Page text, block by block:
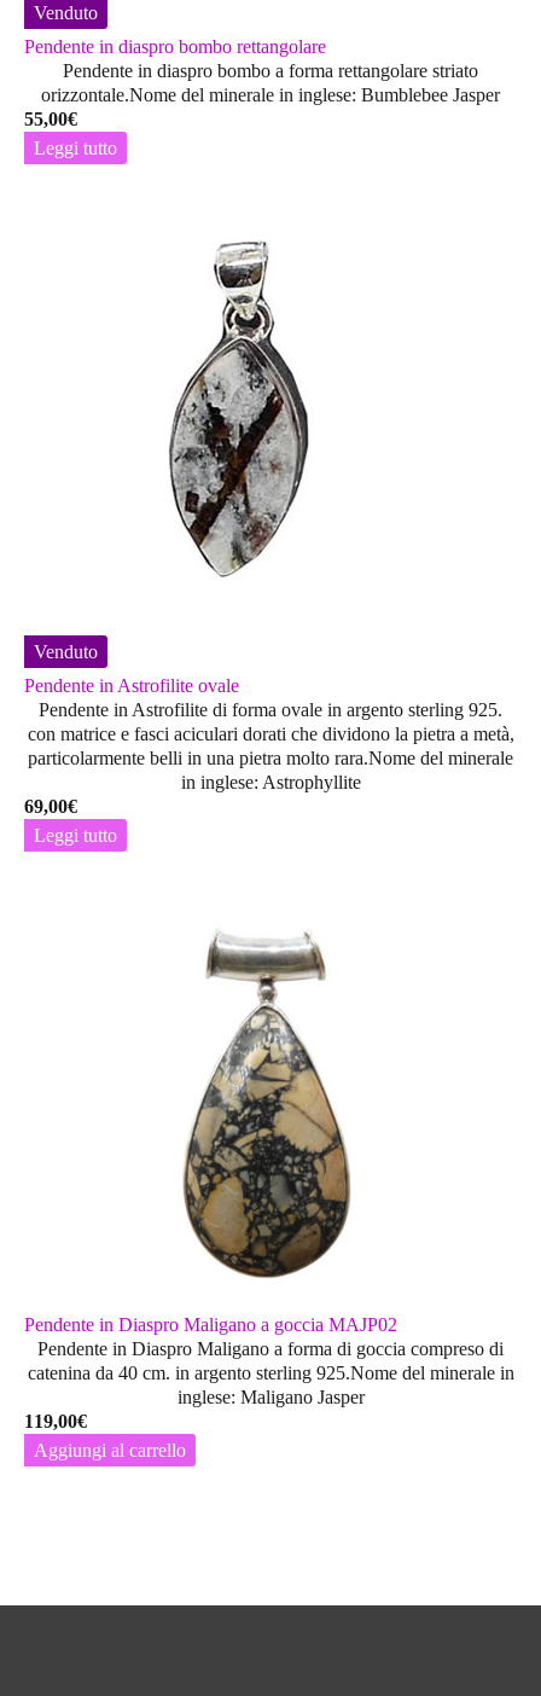
Venduto
Pendente in diaspro bombo rettangolare
Pendente in diaspro bombo a forma rettangolare striato
orizzontale.Nome del minerale in inglese: Bumblebee Jasper
55,00€
Leggi tutto
Venduto
Pendente in Astrofilite ovale
Pendente in Astrofilite di forma ovale in argento sterling 925.
con matrice e fasci aciculari dorati che dividono la pietra a metà,
particolarmente belli in una pietra molto rara.Nome del minerale
in inglese: Astrophyllite
69,00€
Leggi tutto
Pendente in Diaspro Maligano a goccia MAJP02
Pendente in Diaspro Maligano a forma di goccia compreso di
catenina da 40 cm. in argento sterling 925.Nome del minerale in
inglese: Maligano Jasper
119,00€
Aggiungi al carrello